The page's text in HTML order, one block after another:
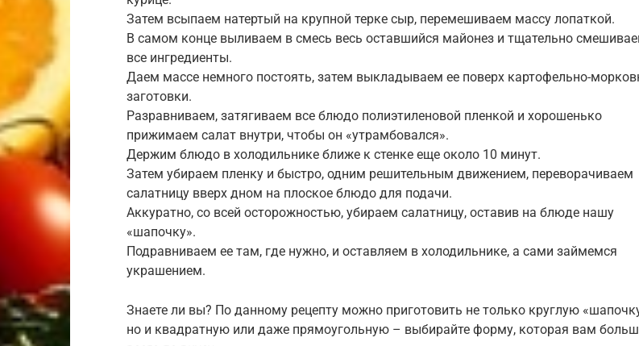
Затем всыпаем натертый на крупной терке сыр, перемешиваем массу лопаткой.
В самом конце выливаем в смесь весь оставшийся майонез и тщательно
все ингредиенты.
Даем массе немного постоять, затем выкладываем ее поверх картофельно-
заготовки.
Разравниваем, затягиваем все блюдо полиэтиленовой пленкой и хорошенько
прижимаем салат внутри, чтобы он «утрамбовался».
Держим блюдо в холодильнике ближе к стенке еще около 10 минут.
Затем убираем пленку и быстро, одним решительным движением, переворачиваем
салатницу вверх дном на плоское блюдо для подачи.
Аккуратно, со всей осторожностью, убираем салатницу, оставив на блюде нашу
«шапочку».
Подравниваем ее там, где нужно, и оставляем в холодильнике, а сами займемся
украшением.
Знаете ли вы? По данному рецепту можно приготовить не только круглую
но и квадратную или даже прямоугольную – выбирайте форму, которая вам